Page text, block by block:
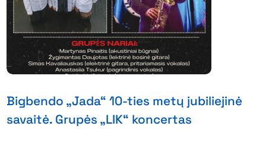
Bigbendo „Jada“ 10-ties metų jubiliejinė
savaitė. Grupės „LIK“ koncertas